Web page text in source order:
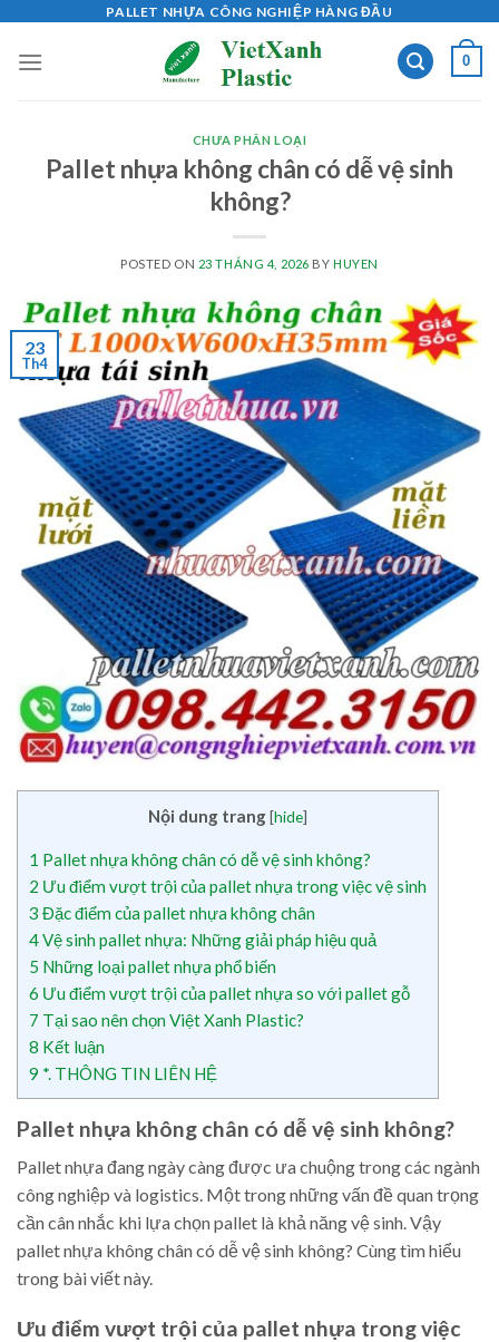
content
PALLET NHỰA CÔNG NGHIỆP HÀNG ĐẦU
0
CHƯA PHÂN LOẠI
Pallet nhựa không chân có dễ vệ sinh
không?
POSTED ON 23 THÁNG 4, 2026 BY HUYEN
23
Th4
Nội dung trang[hide]
1 Pallet nhựa không chân có dễ vệ sinh không?
2 Ưu điểm vượt trội của pallet nhựa trong việc vệ sinh
3 Đặc điểm của pallet nhựa không chân
4Vệ sinh pallet nhựa: Những giải pháp hiệu quả
5 Những loại pallet nhựa phổ biến
6 Ưu điểm vượt trội của pallet nhựa so với pallet gỗ
7 Tại sao nên chọn Việt Xanh Plastic?
8 Kết luận
9 *. THÔNG TIN LIÊN HỆ
Pallet nhựa không chân có dễ vệ sinh không?
Pallet nhựa đang ngày càng được ưa chuộng trong các ngành
công nghiệp và logistics. Một trong những vấn đề quan trọng
cần cân nhắc khi lựa chọn pallet là khả năng vệ sinh. Vậy
pallet nhựa không chân có dễ vệ sinh không? Cùng tìm hiểu
trong bài viết này.
Ưu điểm vượt trội của pallet nhựa trong việc